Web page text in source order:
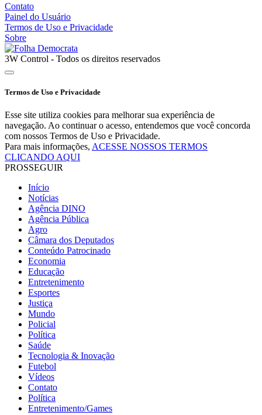
Contato
Painel do Usuário
Termos de Uso e Privacidade
Sobre
3W Control - Todos os direitos reservados
Termos de Uso e Privacidade
Esse site utiliza cookies para melhorar sua experiência de
navegação. Ao continuar o acesso, entendemos que você concorda
com nossos Termos de Uso e Privacidade.
Para mais informações, ACESSE NOSSOS TERMOS
CLICANDO AQUI
PROSSEGUIR
Início
Notícias
Agência DINO
Agência Pública
Agro
Câmara dos Deputados
Conteúdo Patrocinado
Economia
Educação
Entretenimento
Esportes
Justiça
Mundo
Policial
Política
Saúde
Tecnologia & Inovação
Futebol
Vídeos
Contato
Política
Entretenimento/Games